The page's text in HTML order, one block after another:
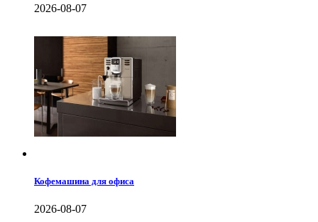
2026-08-07
Кофемашина для офиса
2026-08-07